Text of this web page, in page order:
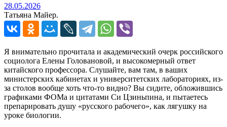
28.05.202628.05.2026
Татьяна Майер.
Я внимательно прочитала и академический очерк российского
социолога Елены Головановой, и высокомерный ответ
китайского профессора. Слушайте, вам там, в ваших
министерских кабинетах и университетских лабораториях, из-
за столов вообще хоть что-то видно? Вы сидите, обложившись
графиками ФОМа и цитатами Си Цзиньпина, и пытаетесь
препарировать душу «русского рабочего», как лягушку на
уроке биологии.